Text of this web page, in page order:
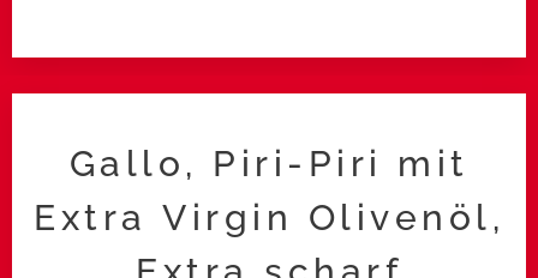
Gallo, Piri-Piri mit
Extra Virgin Olivenöl,